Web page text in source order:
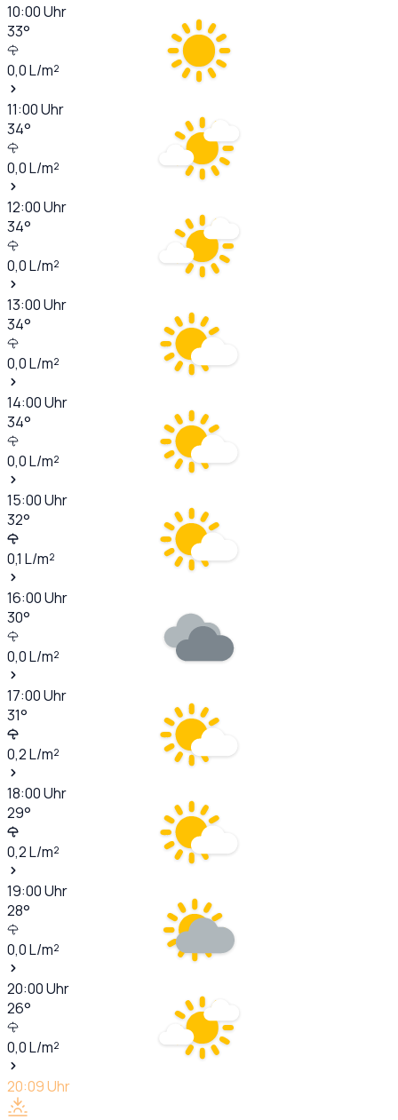
10:00Uhr
33°
0,0L/m²
11:00Uhr
34°
0,0L/m²
12:00Uhr
34°
0,0L/m²
13:00Uhr
34°
0,0L/m²
14:00Uhr
34°
0,0L/m²
15:00Uhr
32°
0,1 L/m²
16:00Uhr
30°
0,0L/m²
17:00Uhr
31°
0,2L/m²
18:00Uhr
29°
0,2L/m²
19:00Uhr
28°
0,0L/m²
20:00Uhr
26°
0,0L/m²
20:09Uhr